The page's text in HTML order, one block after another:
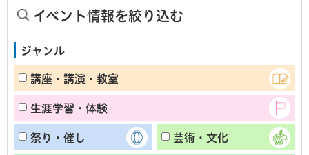
イベント情報を絞り込む
ジャンル
講座・講演・教室
生涯学習・体験
祭り・催し 芸術・文化